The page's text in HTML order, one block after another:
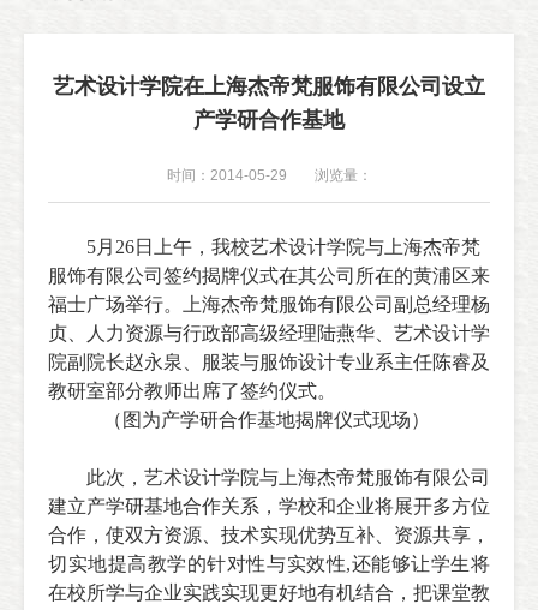
艺术设计学院在上海杰帝梵服饰有限公司设立
产学研合作基地
时间：2014-05-29 浏览量：
5月 26日上午，我校艺术设计学院与上海杰帝梵
服饰有限公司签约揭牌仪式在其公司所在的黄浦区来
福士广场举行。上海杰帝梵服饰有限公司副总经理杨
贞、人力资源与行政部高级经理陆燕华、艺术设计学
院副院长赵永泉、服装与服饰设计专业系主任陈睿及
教研室部分教师出席了签约仪式。
（图为产学研合作基地揭牌仪式现场）
此次，艺术设计学院与上海杰帝梵服饰有限公司
建立产学研基地合作关系，学校和企业将展开多方位
合作，使双方资源、技术实现优势互补、资源共享，
切实地提高教学的针对性与实效性,还能够让学生将
在校所学与企业实践实现更好地有机结合，把课堂教